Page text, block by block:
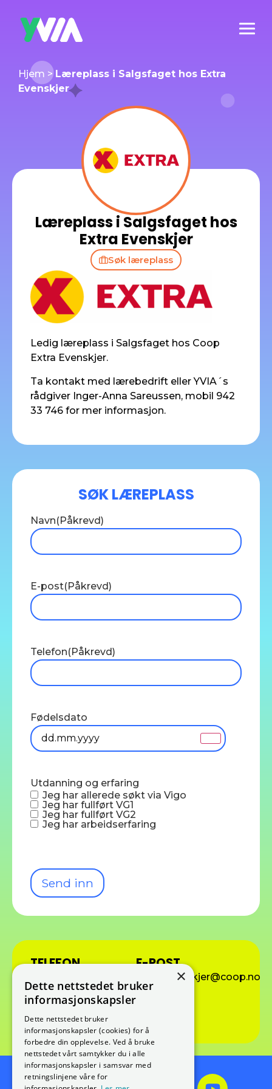
Hjem > Læreplass i Salgsfaget hos Extra
Evenskjer
Læreplass i Salgsfaget hos
Extra Evenskjer
Søk læreplass
Ledig læreplass i Salgsfaget hos Coop
Extra Evenskjer.
Ta kontakt med lærebedrift eller YVIA´s
rådgiver Inger-Anna Sareussen, mobil 942
33 746 for mer informasjon.
SØK LÆREPLASS
Navn(Påkrevd)
E-post(Påkrevd)
Telefon(Påkrevd)
Fødelsdato
Utdanning og erfaring
Jeg har allerede søkt via Vigo
Jeg har fullført VG1
Jeg har fullført VG2
Jeg har arbeidserfaring
Send inn
TELEFON E-POST
extra.evenskjer@coop.no
ADRESSE
Skånlandsveien 177
9440 EVENSKJER
×
Dette nettstedet bruker
informasjonskapsler
Dette nettstedet bruker
informasjonskapsler (cookies) for å
forbedre din opplevelse. Ved å bruke
nettstedet vårt samtykker du i alle
informasjonskapsler i samsvar med
retningslinjene våre for